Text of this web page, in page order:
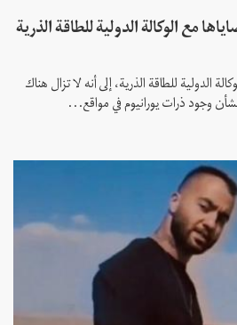
مع الوكالة الدولية للطاقة الذرية
الدولية للطاقة الذرية، إلى أنه لا تزال هناك
وجود ذرات يورانيوم في مواقع...